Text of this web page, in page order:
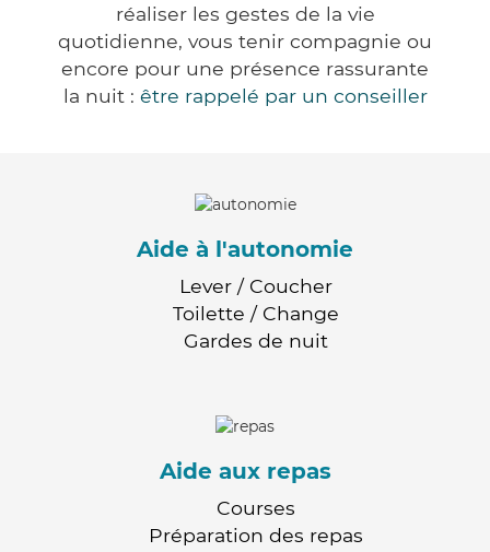
réaliser les gestes de la vie
quotidienne, vous tenir compagnie ou
encore pour une présence rassurante
la nuit : être rappelé par un conseiller
Aide à l'autonomie
Lever / Coucher
Toilette / Change
Gardes de nuit
Aide aux repas
Courses
Préparation des repas